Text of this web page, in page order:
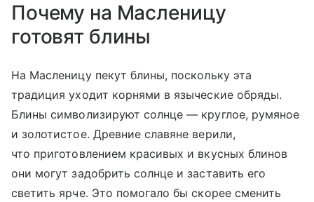
Почему на Масленицу
готовят блины
На Масленицу пекут блины, поскольку эта
традиция уходит корнями в языческие обряды.
Блины символизируют солнце — круглое, румяное
и золотистое. Древние славяне верили,
что приготовлением красивых и вкусных блинов
они могут задобрить солнце и заставить его
светить ярче. Это помогало бы скорее сменить